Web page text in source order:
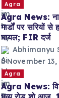
Agra
Agra News:
गार्डों पर सरियों
घायल; FIR दर्ज
Abhimanyu
November 13,
Agra
Agra News: